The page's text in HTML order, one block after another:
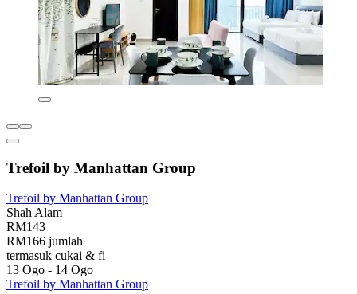
Trefoil by Manhattan Group
Trefoil by Manhattan Group
Shah Alam
RM143
RM166 jumlah
termasuk cukai & fi
13 Ogo - 14 Ogo
Trefoil by Manhattan Group